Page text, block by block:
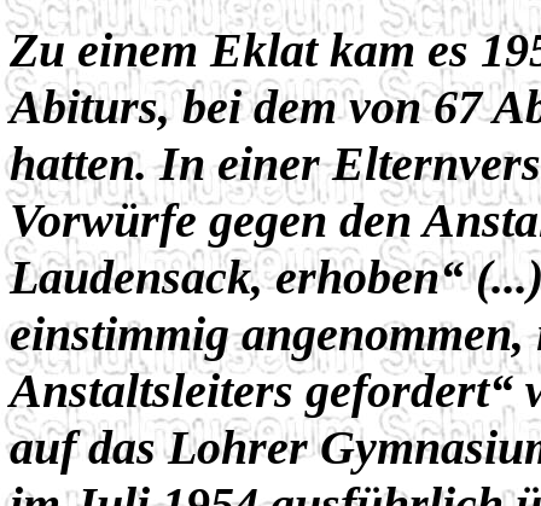
Zu einem Eklat kam es
Abiturs, bei dem von 67
hatten. In einer
Vorwürfe gegen den
Laudensack, erhoben“
einstimmig
Anstaltsleiters gefordert“
auf das Lohrer